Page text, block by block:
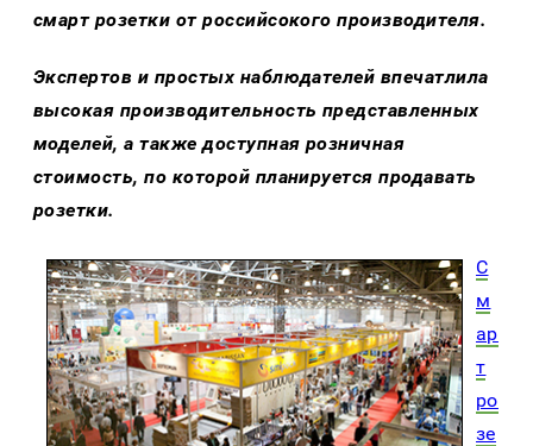
смарт розетки от российсокого производителя.
Экспертов и простых наблюдателей впечатлила
высокая производительность представленных
моделей, а также доступная розничная
стоимость, по которой планируется продавать
розетки.
С
м
ар
т
ро
зе